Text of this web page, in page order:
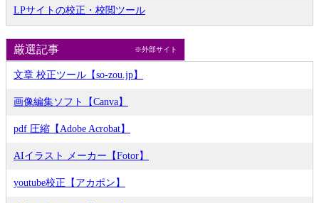
LPサイトの校正・校閲ツール
厳選記事 ※外部サイト
文章 校正ツール【so-zou.jp】
画像編集ソフト【Canva】
pdf 圧縮【Adobe Acrobat】
AIイラスト メーカー【Fotor】
youtube校正【アカポン】